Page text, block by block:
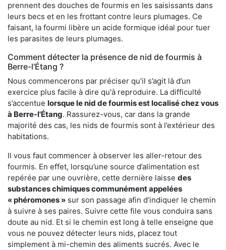
prennent des douches de fourmis en les saisissants dans
leurs becs et en les frottant contre leurs plumages. Ce
faisant, la fourmi libère un acide formique idéal pour tuer
les parasites de leurs plumages.
Comment détecter la présence de nid de fourmis à
Berre-l'Étang ?
Nous commencerons par préciser qu’il s’agit là d’un
exercice plus facile à dire qu'à reproduire. La difficulté
s’accentue lorsque le nid de fourmis est localisé chez vous
à Berre-l'Étang. Rassurez-vous, car dans la grande
majorité des cas, les nids de fourmis sont à l’extérieur des
habitations.
Il vous faut commencer à observer les aller-retour des
fourmis. En effet, lorsqu’une source d’alimentation est
repérée par une ouvrière, cette dernière laisse des
substances chimiques communément appelées
« phéromones » sur son passage afin d’indiquer le chemin
à suivre à ses paires. Suivre cette file vous conduira sans
doute au nid. Et si le chemin est long à telle enseigne que
vous ne pouvez détecter leurs nids, placez tout
simplement à mi-chemin des aliments sucrés. Avec le